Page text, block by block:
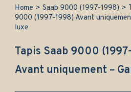
Home > Saab 9000 (1997-1998) >
9000 (1997-1998) Avant
luxe
Tapis Saab 9000
Avant uniquement –